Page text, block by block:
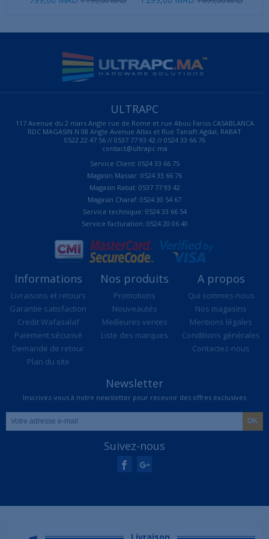
ULTRAPC
117 Avenue du 2 mars Angle rue de Rome et rue Abou Fariss CASABLANCA
RDC MAGASIN N 08 Angle Avenue Atlas et Rue Tansift Agdal, RABAT
0522 22 47 56 // 0537 77 93 42 // 0524 33 66 76
contact@ultrapc.ma
Service Client: 0524 33 66 75
Magasin Massar: 0524 33 66 76
Magasin Rabat: 0537 77 93 42
Magasin Charaf: 0524 30 54 67
Service technique: 0524 33 66 54
Service facturation: 0524 20 06 40
Informations
Livraisons et retours
Garantie satisfaction
Credit Wafasalaf
Paiement sécurisé
Demande de retour
Plan du site
Nos produits
Promotions
Nouveautés
Meilleures ventes
Liste des marques
A propos
Qui sommes-nous
Nos magasins
Mentions légales
Conditions générales
Contactez-nous
Newsletter
Inscrivez-vous à notre newsletter pour recevoir des offres exclusives
Suivez-nous